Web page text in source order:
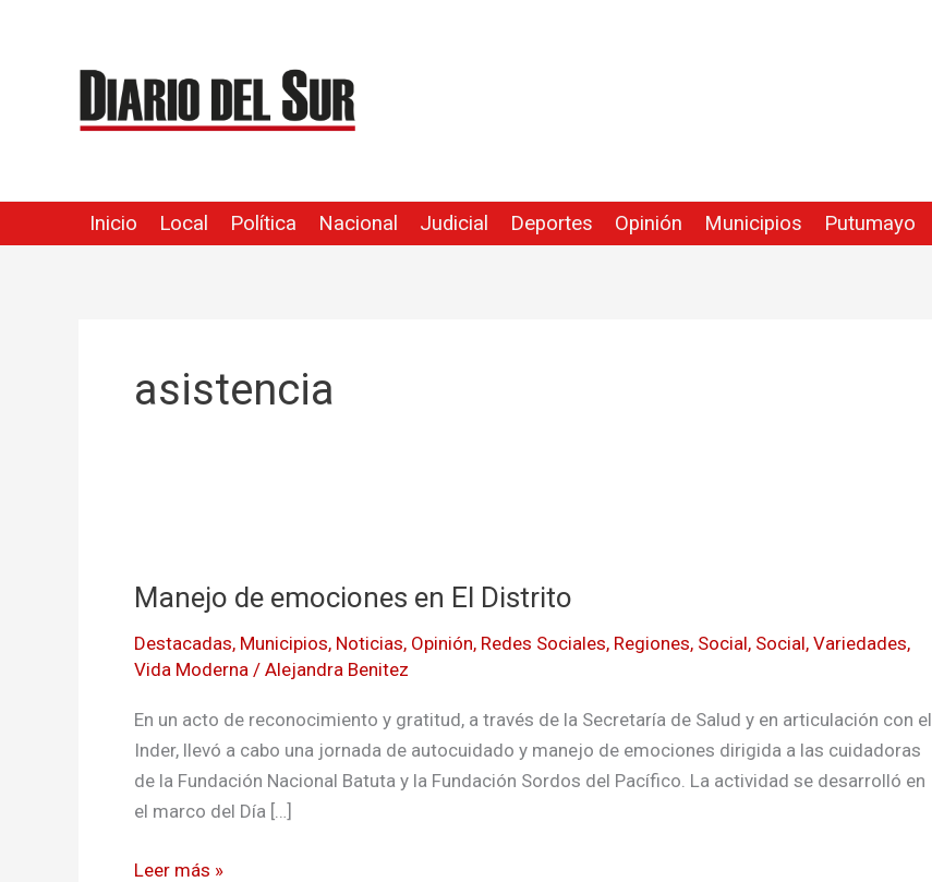
contenido
Inicio Local Política Nacional Judicial Deportes Opinión Municipios Putumayo
asistencia
Manejo de emociones en El Distrito
Destacadas, Municipios, Noticias, Opinión, Redes Sociales, Regiones, Social, Social, Variedades,
Vida Moderna / Alejandra Benitez
En un acto de reconocimiento y gratitud, a través de la Secretaría de Salud y en articulación con el
Inder, llevó a cabo una jornada de autocuidado y manejo de emociones dirigida a las cuidadoras
de la Fundación Nacional Batuta y la Fundación Sordos del Pacífico. La actividad se desarrolló en
el marco del Día […]
emociones
El
Leer más »